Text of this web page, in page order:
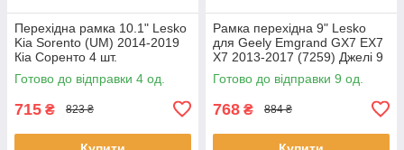
Перехідна рамка 10.1" Lesko
Kia Sorento (UM) 2014-2019
Кіа Соренто 4 шт.
Готово до відправки 4 од.
715 ₴ 823 ₴
Рамка перехідна 9" Lesko
для Geely Emgrand GX7 EX7
X7 2013-2017 (7259) Джелі 9
шт.
Готово до відправки 9 од.
768 ₴ 884 ₴